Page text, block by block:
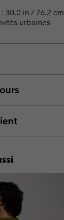
30.0 in / 76.2 cm
urbaines